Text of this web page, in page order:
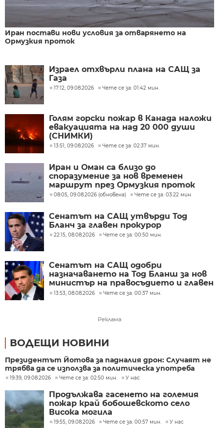
Иран постави нови условия за отварянето на
Ормузкия проток
Израел отхвърли плана на САЩ за
Газа
17:12, 09.08.2026 Чете се за: 01:42 мин.
Голям горски пожар в Канада наложи
евакуацията на над 20 000 души
(СНИМКИ)
13:51, 09.08.2026 Чете се за: 02:37 мин.
Иран и Оман са близо до
споразумение за нов временен
маршрут през Ормузкия проток
08:05, 09.08.2026 (обновена) Чете се за: 03:22 мин.
Сенатът на САЩ утвърди Тод
Бланч за главен прокурор
22:15, 08.08.2026 Чете се за: 00:50 мин.
Сенатът на САЩ одобри
назначаването на Тод Бланш за нов
министър на правосъдието и главен
прокурор
13:53, 08.08.2026 Чете се за: 00:37 мин.
Реклама
ВОДЕЩИ НОВИНИ
Президентът Йотова за падналия дрон: Случаят не
трябва да се използва за политическа употреба
19:39, 09.08.2026 Чете се за: 02:50 мин. У нас
Продължава гасенето на големия
пожар край бобошевското село
Висока могила
19:55, 09.08.2026 Чете се за: 00:57 мин. У нас